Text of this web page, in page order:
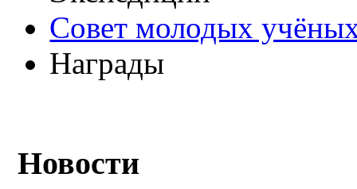
Совет молодых
Награды
Новости